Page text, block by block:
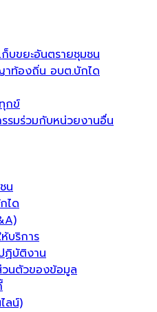
ก็บขยะอันตรายชุมชน
ท้องถิ่น อบต.บักได
กข์
รมร่วมกับหน่วยงานอื่น
น
ได
บริการ
ฏิบัติงาน
วนตัวของข้อมูล
ลน์)